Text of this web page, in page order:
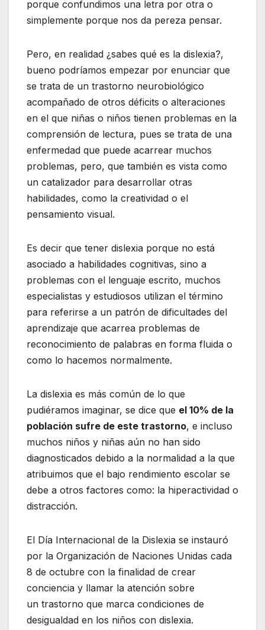
porque confundimos una letra por otra o
simplemente porque nos da pereza pensar.
Pero, en realidad ¿sabes qué es la dislexia?,
bueno podríamos empezar por enunciar que
se trata de un trastorno neurobiológico
acompañado de otros déficits o alteraciones
en el que niñas o niños tienen problemas en la
comprensión de lectura, pues se trata de una
enfermedad que puede acarrear muchos
problemas, pero, que también es vista como
un catalizador para desarrollar otras
habilidades, como la creatividad o el
pensamiento visual.
Es decir que tener dislexia porque no está
asociado a habilidades cognitivas, sino a
problemas con el lenguaje escrito, muchos
especialistas y estudiosos utilizan el término
para referirse a un patrón de dificultades del
aprendizaje que acarrea problemas de
reconocimiento de palabras en forma fluida o
como lo hacemos normalmente.
La dislexia es más común de lo que
pudiéramos imaginar, se dice que el 10% de la
población sufre de este trastorno, e incluso
muchos niños y niñas aún no han sido
diagnosticados debido a la normalidad a la que
atribuimos que el bajo rendimiento escolar se
debe a otros factores como: la hiperactividad o
distracción.
El Día Internacional de la Dislexia se instauró
por la Organización de Naciones Unidas cada
8 de octubre con la finalidad de crear
conciencia y llamar la atención sobre
un trastorno que marca condiciones de
desigualdad en los niños con dislexia.